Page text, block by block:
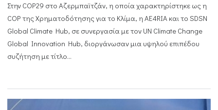
Στην COP29 στο Αζερμπαϊτζάν, η οποία χαρακτηρίστηκε ως η
COP της Χρηματοδότησης για το Κλίμα, η AE4RIA και το SDSN
Global Climate Hub, σε συνεργασία με τον UN Climate Change
Global Innovation Hub, διοργάνωσαν μια υψηλού επιπέδου
συζήτηση με τίτλο...